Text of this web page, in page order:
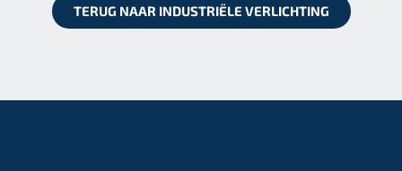
TERUG NAAR INDUSTRIËLE VERLICHTING